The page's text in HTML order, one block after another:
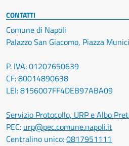
CONTATTI
Comune di Napoli
Palazzo San Giacomo, Piazza
P. IVA: 01207650639
CF: 80014890638
LEI: 8156007FF4DEB97ABA09
Servizio Protocollo, URP e Albo
PEC: urp@pec.comune.napoli.it
Centralino unico:0817951111